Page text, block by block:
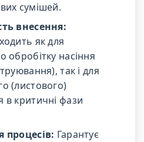
сумішей.
внесення:
як для
обробітку насіння
так і для
(листового)
в критичні фази
процесів: Гарантує